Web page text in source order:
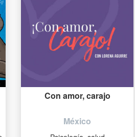
Con amor, carajo
México